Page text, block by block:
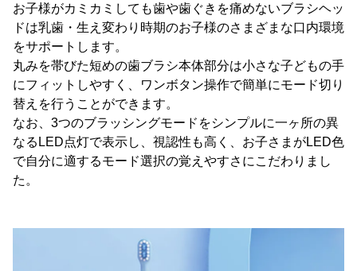
お子様がカミカミしても歯や歯ぐきを痛めないブラシヘッ
ドは乳歯・生え変わり時期のお子様のさまざまな口内環境
をサポートします。
丸みを帯びた短めの歯ブラシ本体部分は小さな子どもの手
にフィットしやすく、ワンボタン操作で簡単にモード切り
替えを行うことができます。
なお、3つのブラッシングモードをシンプルに一ヶ所の異
なるLED点灯で表示し、視認性も高く、お子さまがLED色
で自分に適するモード選択の覚えやすさにこだわりまし
た。